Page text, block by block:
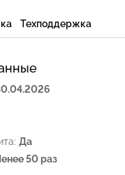
Техподдержка
Да
50 раз